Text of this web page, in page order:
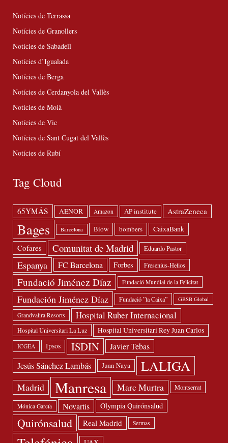
Notícies de Terrassa
Notícies de Granollers
Notícies de Sabadell
Notícies d’Igualada
Notícies de Berga
Notícies de Cerdanyola del Vallès
Notícies de Moià
Notícies de Vic
Notícies de Sant Cugat del Vallès
Notícies de Rubí
Tag Cloud
65YMÁS AENOR Amazon AP institute AstraZeneca
Bages Barcelona Biow bombers CaixaBank
Cofares Comunitat de Madrid Eduardo Pastor
Espanya FC Barcelona Forbes Fresenius-Helios
Fundació Jiménez Díaz Fundació Mundial de la Felicitat
Fundación Jiménez Díaz Fundació ”la Caixa” GBSB Global
Grandvalira Resorts Hospital Ruber Internacional
Hospital Universitari La Luz Hospital Universitari Rey Juan Carlos
ICGEA Ipsos ISDIN Javier Tebas
Jesús Sánchez Lambás Juan Naya LALIGA
Madrid Manresa Marc Murtra Montserrat
Mónica García Novartis Olympia Quirónsalud
Quirónsalud Real Madrid Sermas